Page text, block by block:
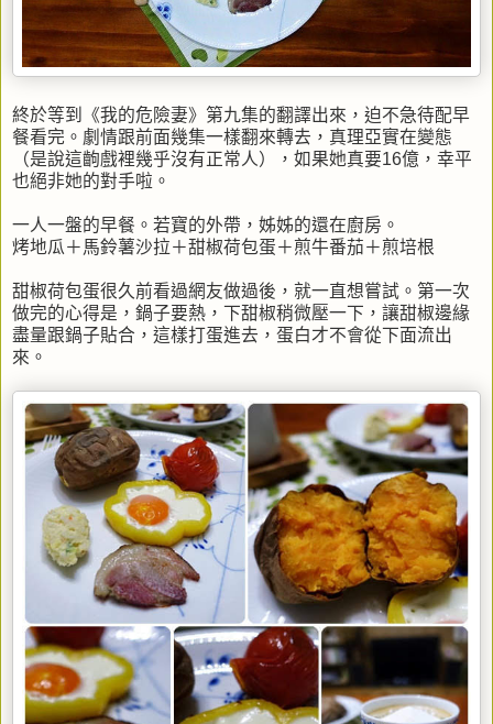
終於等到《我的危險妻》第九集的翻譯出來，迫不急待配早
餐看完。劇情跟前面幾集一樣翻來轉去，真理亞實在變態
（是說這齣戲裡幾乎沒有正常人），如果她真要16億，幸平
也絕非她的對手啦。
一人一盤的早餐。若寶的外帶，姊姊的還在廚房。
烤地瓜＋馬鈴薯沙拉＋甜椒荷包蛋＋煎牛番茄＋煎培根
甜椒荷包蛋很久前看過網友做過後，就一直想嘗試。第一次
做完的心得是，鍋子要熱，下甜椒稍微壓一下，讓甜椒邊緣
盡量跟鍋子貼合，這樣打蛋進去，蛋白才不會從下面流出
來。